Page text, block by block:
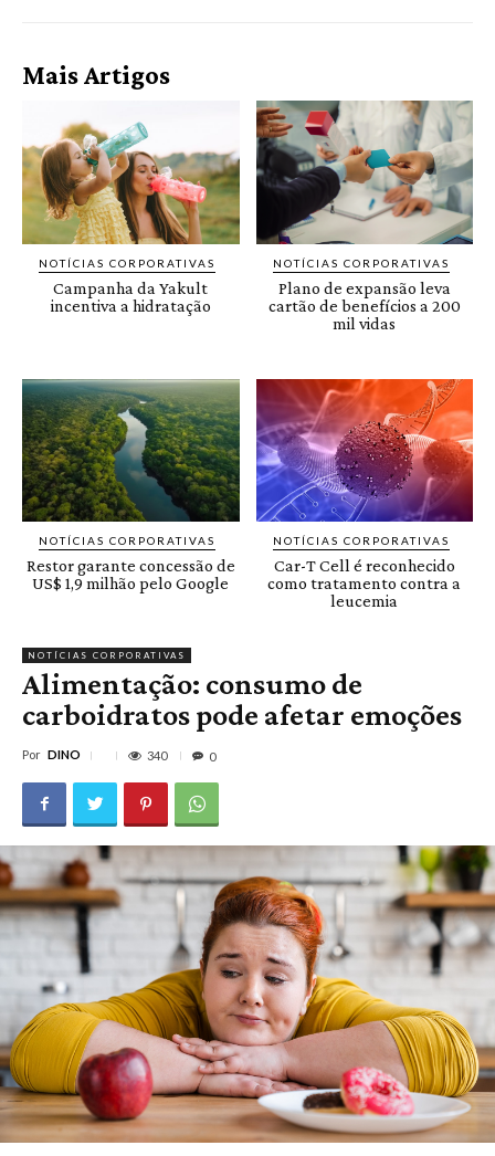
Mais Artigos
NOTÍCIAS CORPORATIVAS
Campanha da Yakult
incentiva a hidratação
NOTÍCIAS CORPORATIVAS
Plano de expansão leva
cartão de benefícios a 200
mil vidas
NOTÍCIAS CORPORATIVAS
Restor garante concessão de
US$ 1,9 milhão pelo Google
NOTÍCIAS CORPORATIVAS
Car-T Cell é reconhecido
como tratamento contra a
leucemia